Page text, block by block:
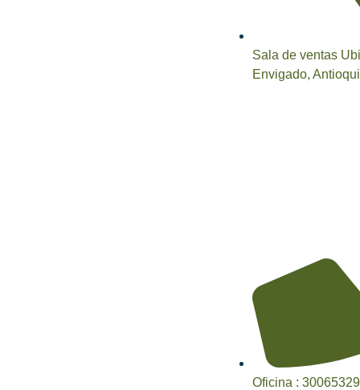
Sala de ventas
Envigado,
Oficina :